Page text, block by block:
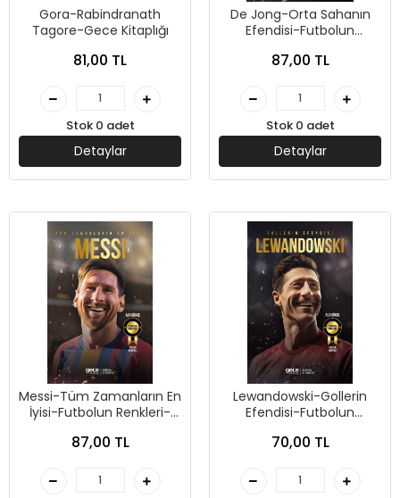
Gora-Rabindranath
Tagore-Gece Kitaplığı
81,00 TL
Stok 0 adet
Detaylar
De Jong-Orta Sahanın
Efendisi-Futbolun
Gece Kitaplığı
87,00 TL
Stok 0 adet
Detaylar
Messi-Tüm Zamanların En
İyisi-Futbolun Renkleri-
87,00 TL
Lewandowski-Gollerin
Efendisi-Futbolun
Gece Kitaplığı
70,00 TL